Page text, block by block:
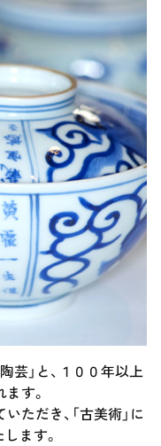
芸」と、１００年以上
す。
ただき、「古美術」に
ます。